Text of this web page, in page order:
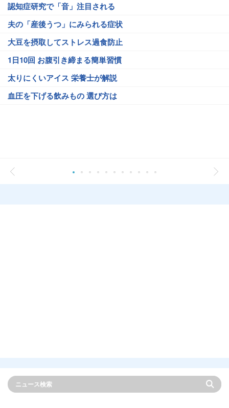
認知症研究で「音」注目される
夫の「産後うつ」にみられる症状
大豆を摂取してストレス過食防止
1日10回 お腹引き締まる簡単習慣
太りにくいアイス 栄養士が解説
血圧を下げる飲みもの 選び方は